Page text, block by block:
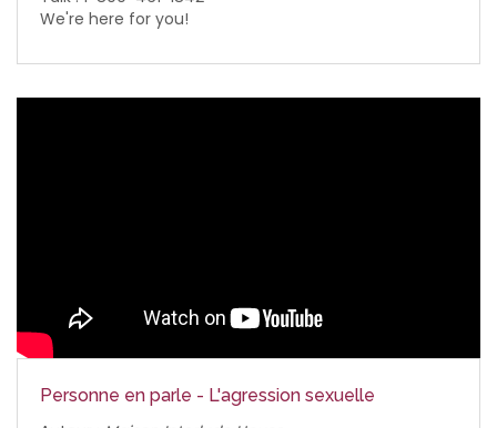
We're here for you!
Personne en parle - L'agression sexuelle